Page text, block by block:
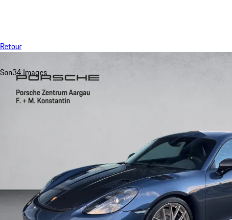
Retour
Son34 Images